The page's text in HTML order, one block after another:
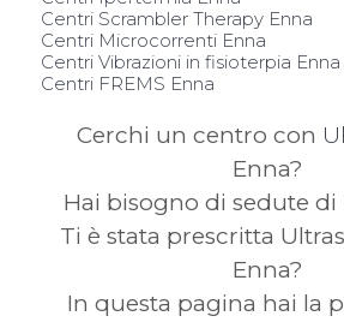
Centri Scrambler Therapy Enna
Centri Microcorrenti Enna
Centri Vibrazioni in fisioterpia Enna
Centri FREMS Enna
Cerchi un centro con
Enna?
Hai bisogno di sedute di
Ti è stata prescritta
Enna?
In questa pagina hai la